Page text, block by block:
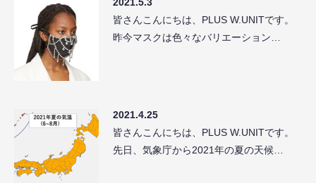
皆さんこんにちは、PLUS W.UNITです。
昨今マスクは色々なバリエーション…
2021.4.25
皆さんこんにちは、PLUS W.UNITです。
先日、気象庁から2021年の夏の天候…